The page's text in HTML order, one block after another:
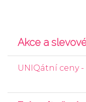
Akce a
UNIQátní ceny -